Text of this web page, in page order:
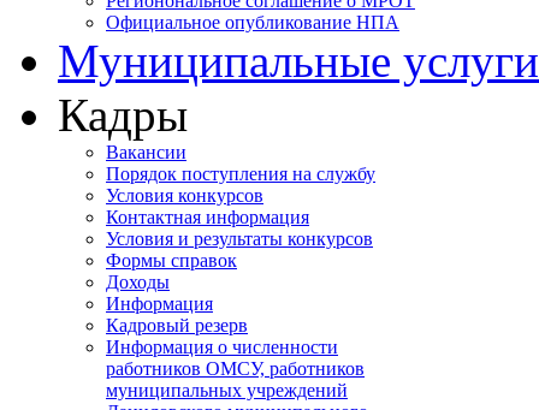
Официальное опубликование НПА
Муниципальные услуги
Кадры
Вакансии
Порядок поступления на службу
Условия конкурсов
Контактная информация
Условия и результаты конкурсов
Формы справок
Доходы
Информация
Кадровый резерв
Информация о численности
работников ОМСУ, работников
муниципальных учреждений